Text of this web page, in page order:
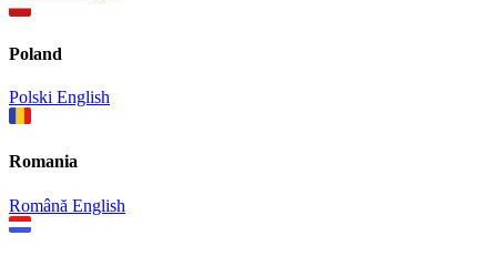
Poland
Polski English
Romania
Română English